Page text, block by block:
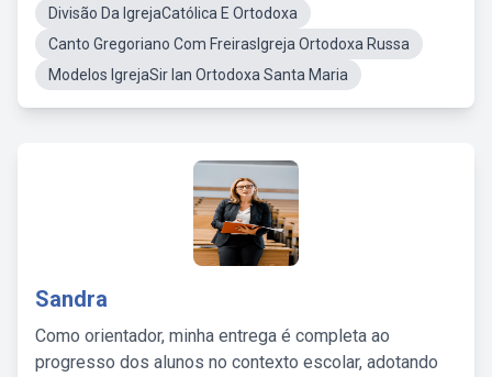
Divisão Da IgrejaCatólica E Ortodoxa
Canto Gregoriano Com FreirasIgreja Ortodoxa Russa
Modelos IgrejaSir Ian Ortodoxa Santa Maria
Sandra
Como orientador, minha entrega é completa ao
progresso dos alunos no contexto escolar, adotando